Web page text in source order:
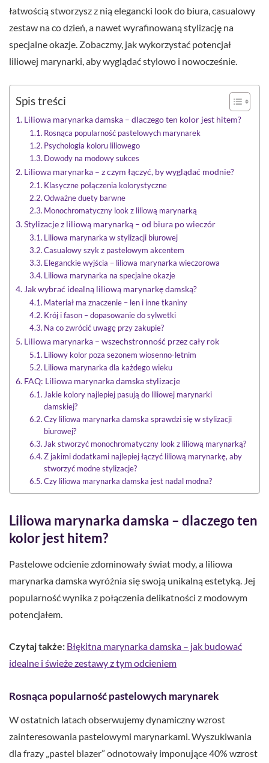
łatwością stworzysz z nią elegancki look do biura, casualowy
zestaw na co dzień, a nawet wyrafinowaną stylizację na
specjalne okazje. Zobaczmy, jak wykorzystać potencjał
liliowej marynarki, aby wyglądać stylowo i nowocześnie.
Spis treści
Liliowa marynarka damska – dlaczego ten kolor jest hitem?
Rosnąca popularność pastelowych marynarek
Psychologia koloru liliowego
Dowody na modowy sukces
Liliowa marynarka – z czym łączyć, by wyglądać modnie?
Klasyczne połączenia kolorystyczne
Odważne duety barwne
Monochromatyczny look z liliową marynarką
Stylizacje z liliową marynarką – od biura po wieczór
Liliowa marynarka w stylizacji biurowej
Casualowy szyk z pastelowym akcentem
Eleganckie wyjścia – liliowa marynarka wieczorowa
Liliowa marynarka na specjalne okazje
Jak wybrać idealną liliową marynarkę damską?
Materiał ma znaczenie – len i inne tkaniny
Krój i fason – dopasowanie do sylwetki
Na co zwrócić uwagę przy zakupie?
Liliowa marynarka – wszechstronność przez cały rok
Liliowy kolor poza sezonem wiosenno-letnim
Liliowa marynarka dla każdego wieku
FAQ: Liliowa marynarka damska stylizacje
Jakie kolory najlepiej pasują do liliowej marynarki
damskiej?
Czy liliowa marynarka damska sprawdzi się w stylizacji
biurowej?
Jak stworzyć monochromatyczny look z liliową marynarką?
Z jakimi dodatkami najlepiej łączyć liliową marynarkę, aby
stworzyć modne stylizacje?
Czy liliowa marynarka damska jest nadal modna?
Liliowa marynarka damska – dlaczego ten
kolor jest hitem?
Pastelowe odcienie zdominowały świat mody, a liliowa
marynarka damska wyróżnia się swoją unikalną estetyką. Jej
popularność wynika z połączenia delikatności z modowym
potencjałem.
Czytaj także: Błękitna marynarka damska – jak budować
idealne i świeże zestawy z tym odcieniem
Rosnąca popularność pastelowych marynarek
W ostatnich latach obserwujemy dynamiczny wzrost
zainteresowania pastelowymi marynarkami. Wyszukiwania
dla frazy „pastel blazer” odnotowały imponujące 40% wzrost